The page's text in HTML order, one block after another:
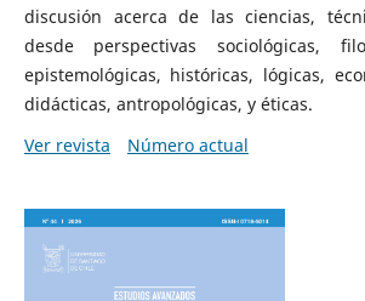
discusión acerca de las ciencias,
desde perspectivas sociológicas,
epistemológicas, históricas, lógicas,
didácticas, antropológicas, y éticas.
Ver revista
Número actual